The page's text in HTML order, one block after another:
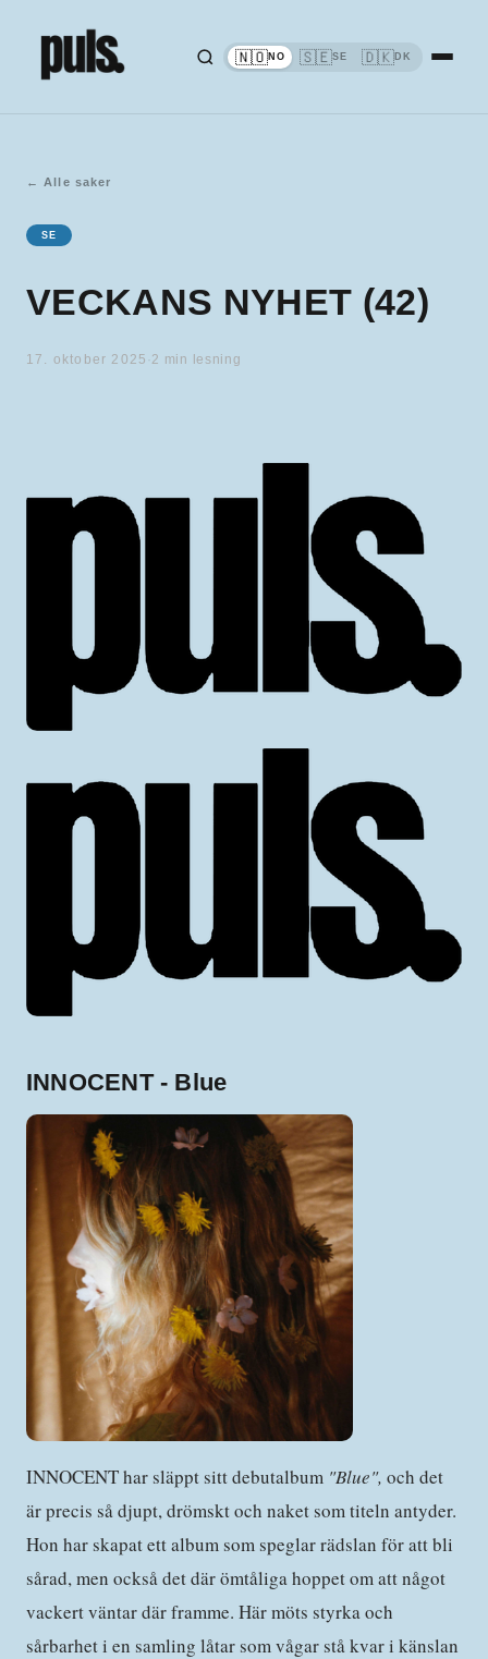
🇳🇴NO 🇸🇪SE 🇩🇰DK
← Alle saker
SE
VECKANS NYHET (42)
17. oktober 2025 ·2 min lesning
INNOCENT - Blue
INNOCENT har släppt sitt debutalbum "Blue", och det
är precis så djupt, drömskt och naket som titeln antyder.
Hon har skapat ett album som speglar rädslan för att bli
sårad, men också det där ömtåliga hoppet om att något
vackert väntar där framme. Här möts styrka och
sårbarhet i en samling låtar som vågar stå kvar i känslan